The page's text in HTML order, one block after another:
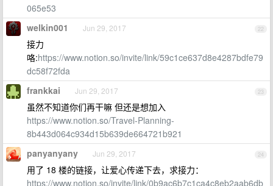
065e53
22
welkin001 Jun 29, 2017
接力
咯:https://www.notion.so/invite/link/59c1ce637d8e4287bdfe79
dc58f72fda
23
frankkai Jun 29, 2017
虽然不知道你们再干嘛 但还是想加入
https://www.notion.so/Travel-Planning-
8b443d064c934d15b639de664721b921
24
panyanyany Jun 29, 2017
用了 18 楼的链接，让爱心传递下去，求接力：
https://www.notion.so/invite/link/0b9ac6b7c1ca4c8eb2aab6db